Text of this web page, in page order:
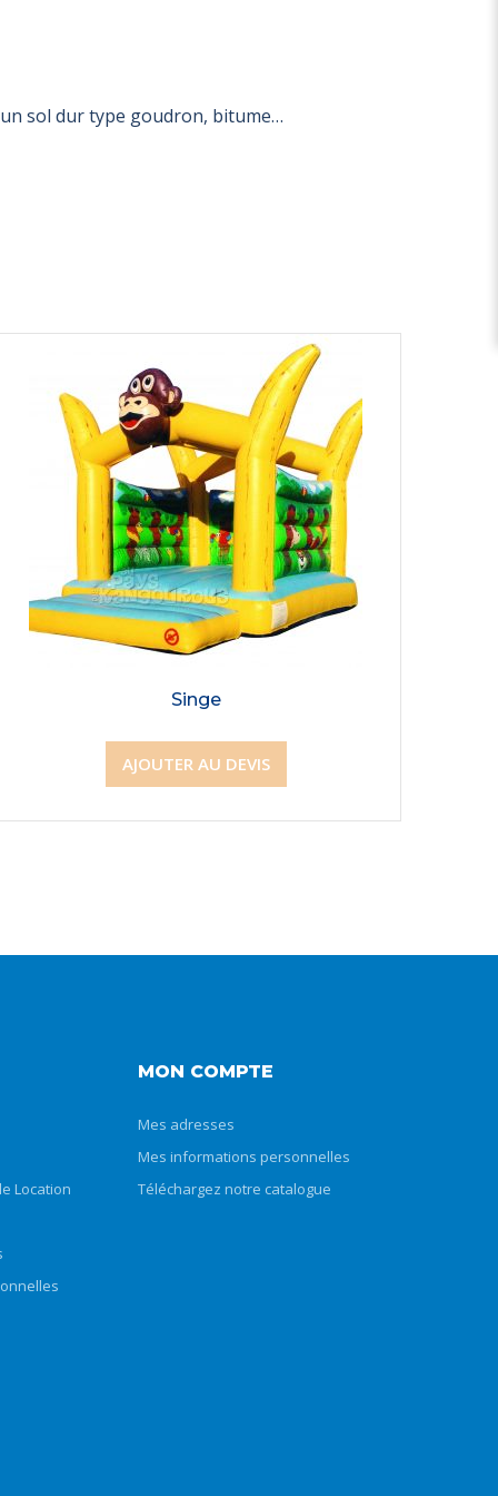
sol dur type goudron, bitume…
Singe
AJOUTER AU DEVIS
Location
MON COMPTE
Mes adresses
Mes informations personnelles
Téléchargez notre catalogue